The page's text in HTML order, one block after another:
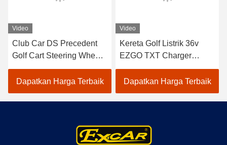
Video
Club Car DS Precedent
Golf Cart Steering Wheel /
Adaptor Untuk EZGO
RXV TXT Yamaha
Dapatkan Harga Terbaik
Video
Kereta Golf Listrik 36v
EZGO TXT Charger
Wadah Dengan Kabel
73063-G01
Dapatkan Harga Terbaik